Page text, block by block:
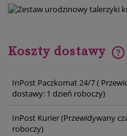
Koszty dostawy
InPost Paczkomat 24/7(
dostawy: 1 dzień roboczy)
InPost Kurier(Przewidywany
roboczy)